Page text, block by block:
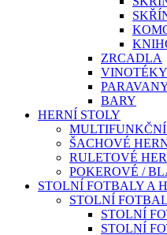
ZRCADLA
VINOTÉKY
BARY
HERNÍ STOLY
ŠACHOVÉ
RULETOVÉ
POKEROVÉ /
STOLNÍ FOTBALY A
STOLNÍ
STOLNÍ
STOLNÍ